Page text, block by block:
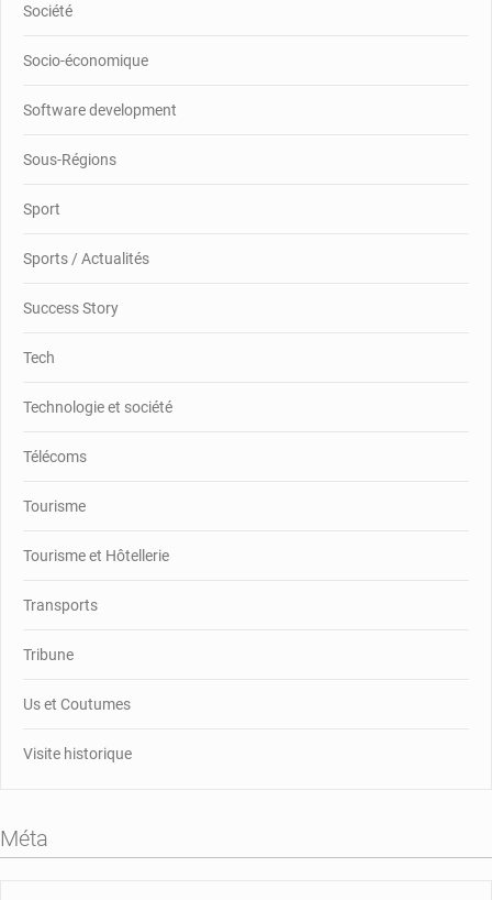
Société
Socio-économique
Software development
Sous-Régions
Sport
Sports / Actualités
Success Story
Tech
Technologie et société
Télécoms
Tourisme
Tourisme et Hôtellerie
Transports
Tribune
Us et Coutumes
Visite historique
Méta